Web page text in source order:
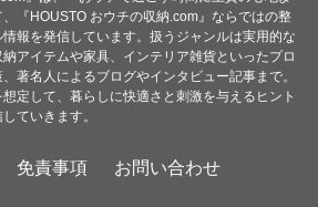
『HOUSTO おウチの収納.com』ならではの整
報を発信しています。扱うジャンルは実用的な
アイテムや家具、インテリア雑貨といったプロ
著名人によるブログやインタビュー記事まで。
定して、暮らしに快適さと刺激を与えるヒント
ていきます。
免責事項 お問い合わせ